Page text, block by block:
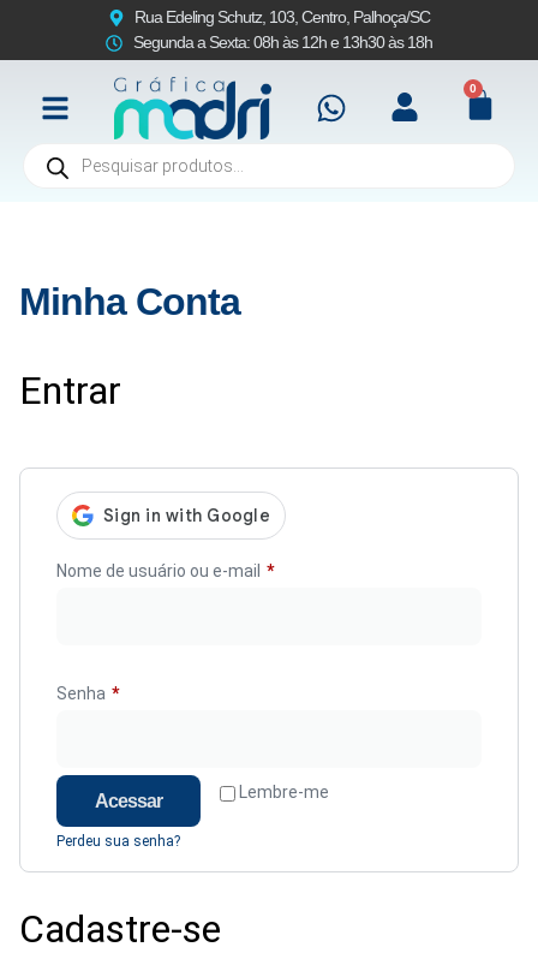
Rua Edeling Schutz, 103, Centro, Palhoça/SC
Segunda a Sexta: 08h às 12h e 13h30 às 18h
0
Minha Conta
Entrar
Nome de usuário ou e-mail *
Senha *
Lembre-me
Acessar
Perdeu sua senha?
Cadastre-se